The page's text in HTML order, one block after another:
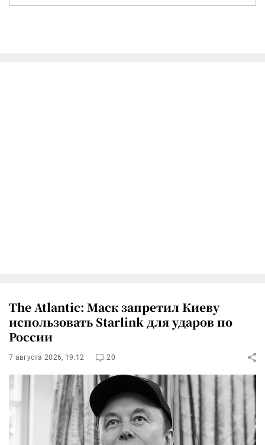
The Atlantic: Маск запретил Киеву
использовать Starlink для ударов по
России
7 августа 2026, 19:12 20